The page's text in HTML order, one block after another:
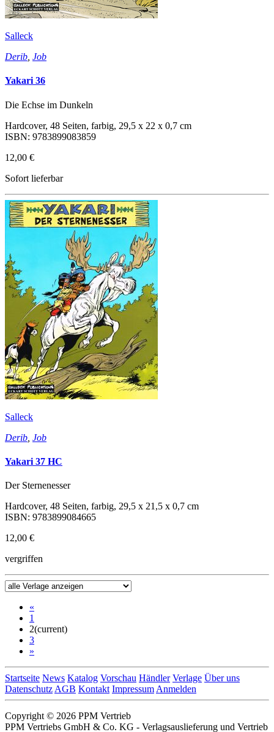
Salleck
Derib Job
Yakari 36
Die Echse im Dunkeln
Hardcover, 48 Seiten, farbig, 29,5 x 22 x 0,7 cm
ISBN: 9783899083859
12,00 €
Sofort lieferbar
Salleck
Derib Job
Yakari 37 HC
Der Sternenesser
Hardcover, 48 Seiten, farbig, 29,5 x 21,5 x 0,7 cm
ISBN: 9783899084665
12,00 €
vergriffen
«
1
2(current)
3
»
Startseite News Katalog Vorschau Händler Verlage Über uns
Datenschutz AGB Kontakt Impressum Anmelden
Copyright © 2026 PPM Vertrieb
PPM Vertriebs GmbH & Co. KG - Verlagsauslieferung und Vertrieb